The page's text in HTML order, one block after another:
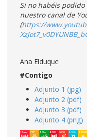
Si no habéis
nuestro canal de
(https://
Ana Elduque
#Contigo
Adjunto 1 (jpg)
Adjunto 2 (pdf)
Adjunto 3 (pdf)
Adjunto 4 (png)